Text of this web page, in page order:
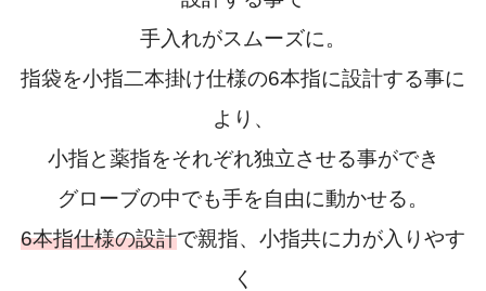
手入れがスムーズに。
指袋を小指二本掛け仕様の6本指に設計する事に
より、
小指と薬指をそれぞれ独立させる事ができ
グローブの中でも手を自由に動かせる。
6本指仕様の設計で親指、小指共に力が入りやす
く